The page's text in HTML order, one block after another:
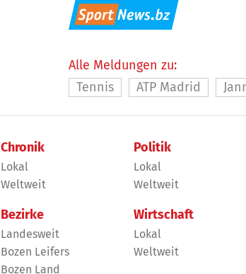
Alle Meldungen zu:
Tennis
ATP Madrid
Chronik
Lokal
Weltweit
Bezirke
Landesweit
Bozen Leifers
Bozen Land
Politik
Lokal
Weltweit
Wirtschaft
Lokal
Weltweit